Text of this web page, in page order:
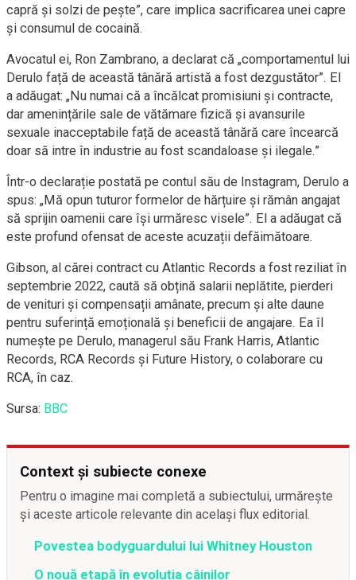
capră și solzi de pește”, care implica sacrificarea unei capre
și consumul de cocaină.
Avocatul ei, Ron Zambrano, a declarat că „comportamentul lui
Derulo față de această tânără artistă a fost dezgustător”. El
a adăugat: „Nu numai că a încălcat promisiuni și contracte,
dar amenințările sale de vătămare fizică și avansurile
sexuale inacceptabile față de această tânără care încearcă
doar să intre în industrie au fost scandaloase și ilegale.”
Într-o declarație postată pe contul său de Instagram, Derulo a
spus: „Mă opun tuturor formelor de hărțuire și rămân angajat
să sprijin oamenii care își urmăresc visele”. El a adăugat că
este profund ofensat de aceste acuzații defăimătoare.
Gibson, al cărei contract cu Atlantic Records a fost reziliat în
septembrie 2022, caută să obțină salarii neplătite, pierderi
de venituri și compensații amânate, precum și alte daune
pentru suferință emoțională și beneficii de angajare. Ea îl
numește pe Derulo, managerul său Frank Harris, Atlantic
Records, RCA Records și Future History, o colaborare cu
RCA, în caz.
Sursa: BBC
Context și subiecte conexe
Pentru o imagine mai completă a subiectului, urmărește
și aceste articole relevante din același flux editorial.
Povestea bodyguardului lui Whitney Houston
O nouă etapă în evoluția câinilor